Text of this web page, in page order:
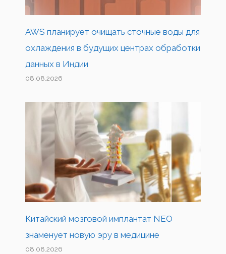
AWS планирует очищать сточные воды для
охлаждения в будущих центрах обработки
данных в Индии
08.08.2026
Китайский мозговой имплантат NEO
знаменует новую эру в медицине
08.08.2026